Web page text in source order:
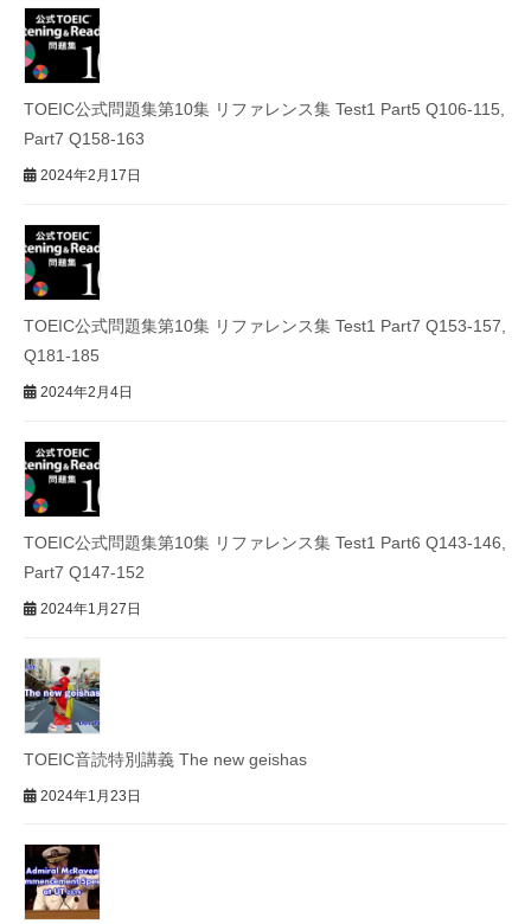
TOEIC公式問題集第10集 リファレンス集 Test1 Part5 Q106-115,
Part7 Q158-163
2024年2月17日
TOEIC公式問題集第10集 リファレンス集 Test1 Part7 Q153-157,
Q181-185
2024年2月4日
TOEIC公式問題集第10集 リファレンス集 Test1 Part6 Q143-146,
Part7 Q147-152
2024年1月27日
TOEIC音読特別講義 The new geishas
2024年1月23日